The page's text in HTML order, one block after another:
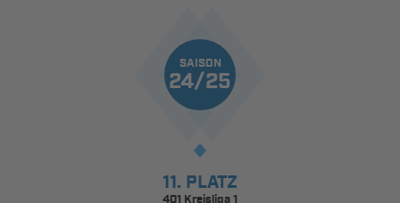
SAISON
24/25
11. PLATZ
401 Kreisliga 1